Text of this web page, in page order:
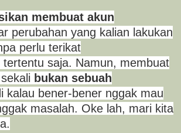
membuat akun
perubahan yang kalian lakukan
perlu terikat
tertentu saja. Namun, membuat
bukan sebuah
kalau bener-bener nggak mau
masalah. Oke lah, mari kita